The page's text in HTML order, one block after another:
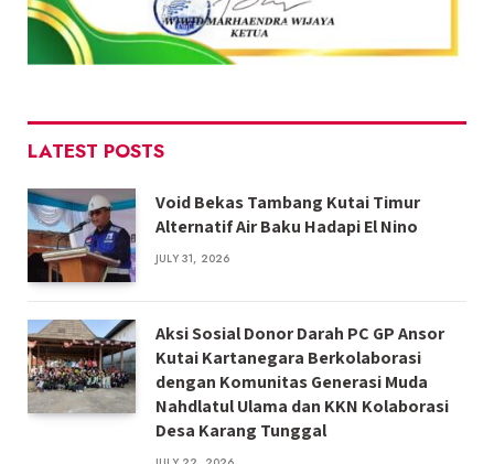
LATEST POSTS
Void Bekas Tambang Kutai Timur
Alternatif Air Baku Hadapi El Nino
JULY 31, 2026
Aksi Sosial Donor Darah PC GP Ansor
Kutai Kartanegara Berkolaborasi
dengan Komunitas Generasi Muda
Nahdlatul Ulama dan KKN Kolaborasi
Desa Karang Tunggal